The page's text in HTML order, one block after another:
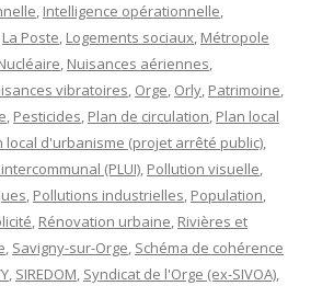
, Intelligence opérationnelle,
La Poste, Logements sociaux, Métropole
, Nuisances aériennes,
vibratoires, Orge, Orly, Patrimoine,
, Pesticides, Plan de circulation, Plan local
local d'urbanisme (projet arrêté public),
(PLUI), Pollution visuelle,
, Pollutions industrielles, Population,
, Rénovation urbaine, Rivières et
, Savigny-sur-Orge, Schéma de cohérence
, SIREDOM, Syndicat de l'Orge (ex-SIVOA),